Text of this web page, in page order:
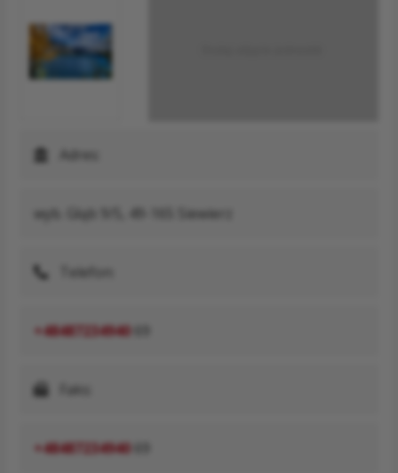
Adres:
wyb. Głąb 9/5, 49-165 Siewierz
Telefon:
+4848723494069
Faks:
+4848723494069